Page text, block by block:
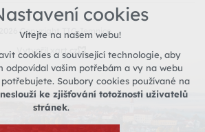
2026 Copyright TIC Jemnice
Vytvořil xart.cz
cookies
Vítejte na našem webu!
cookies a související technologie, aby
odpovídal vašim potřebám a vy na webu
Soubory cookies používané na
ke zjišťování totožnosti uživatelů
stránek.